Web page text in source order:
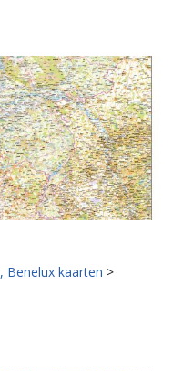
Benelux kaarten >